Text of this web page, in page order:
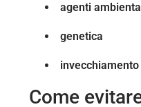
agenti
genetica
Come